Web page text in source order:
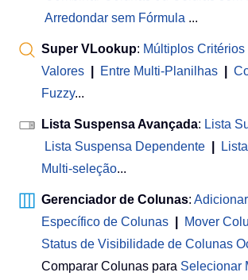
Arredondar sem Fórmula ...
Super VLookup: Múltiplos Critérios
Valores
Entre Multi-Planilhas
Fuzzy...
Lista Suspensa Avançada: Lista
Lista Suspensa Dependente
Multi-seleção...
Gerenciador de Colunas:
Específico de Colunas
Mover
Status de Visibilidade de Colunas
Comparar Colunas para Selecionar